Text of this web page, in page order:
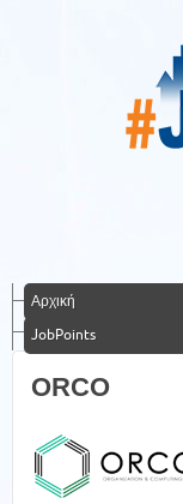
Αρχική
JobPoints
ORCO